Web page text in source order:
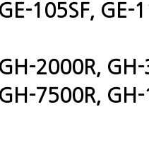
105SF, GE-
2000R, GH-
7500R, GH-